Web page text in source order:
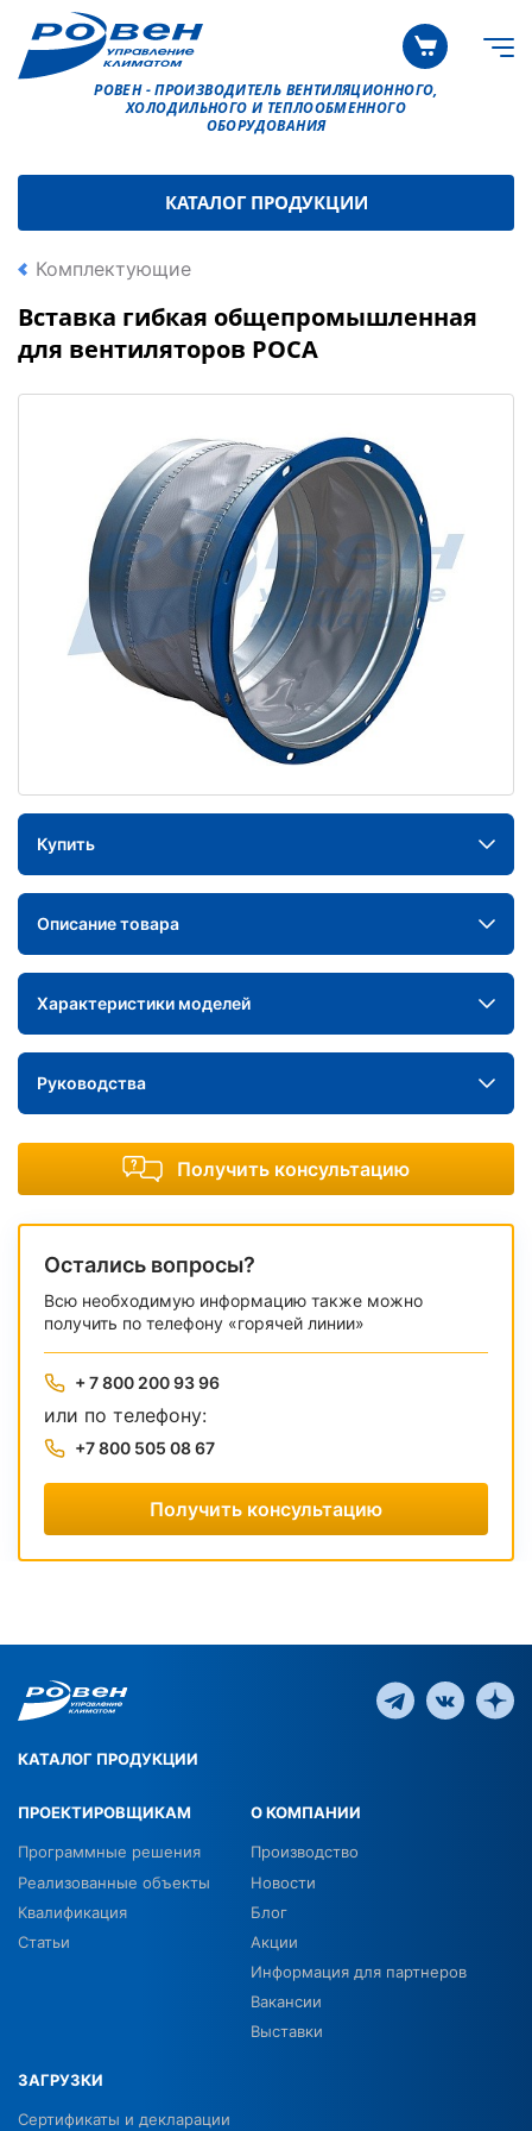
РОВЕН - ПРОИЗВОДИТЕЛЬ ВЕНТИЛЯЦИОННОГО,
ХОЛОДИЛЬНОГО И ТЕПЛООБМЕННОГО
ОБОРУДОВАНИЯ
КАТАЛОГ ПРОДУКЦИИ
Комплектующие
Вставка гибкая общепромышленная
для вентиляторов РОСА
Купить
Описание товара
Характеристики моделей
Руководства
Получить консультацию
Остались вопросы?
Всю необходимую информацию также можно
получить по телефону «горячей линии»
+ 7 800 200 93 96
или по телефону:
+7 800 505 08 67
Получить консультацию
КАТАЛОГ ПРОДУКЦИИ
ПРОЕКТИРОВЩИКАМ
Программные решения
Реализованные объекты
Квалификация
Статьи
О КОМПАНИИ
Производство
Новости
Блог
Акции
Информация для партнеров
Вакансии
Выставки
ЗАГРУЗКИ
Сертификаты и декларации